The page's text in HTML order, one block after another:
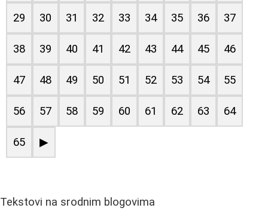
29 30 31 32 33 34 35 36 37
38 39 40 41 42 43 44 45 46
47 48 49 50 51 52 53 54 55
56 57 58 59 60 61 62 63 64
65 ▶
Tekstovi na srodnim blogovima